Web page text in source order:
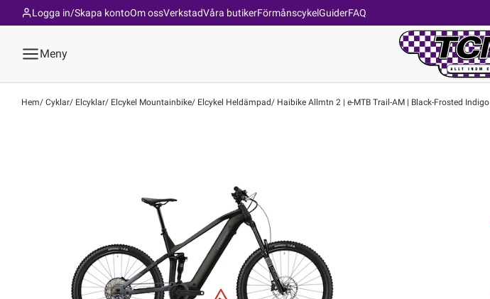
Om ossVerkstadVåra butikerFörmånscykelGuiderFAQ
Logga in/Skapa konto
Meny
Hem Cyklar Elcyklar Elcykel Mountainbike Elcykel Heldämpad Haibike Allmtn 2 | e-MTB Trail-AM | Black-Frosted Indigo